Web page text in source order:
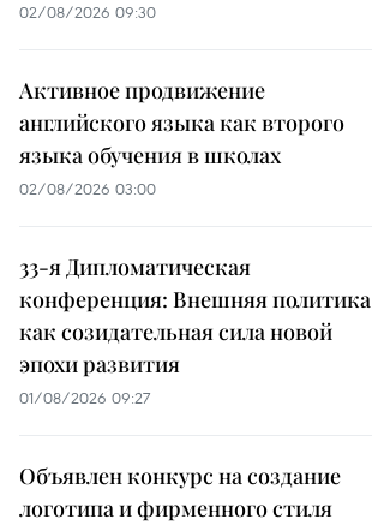
02/08/2026 09:30
Активное продвижение
английского языка как второго
языка обучения в школах
02/08/2026 03:00
33-я Дипломатическая
конференция: Внешняя политика
как созидательная сила новой
эпохи развития
01/08/2026 09:27
Объявлен конкурс на создание
логотипа и фирменного стиля